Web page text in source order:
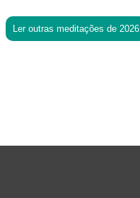
Ler outras meditações de 2026